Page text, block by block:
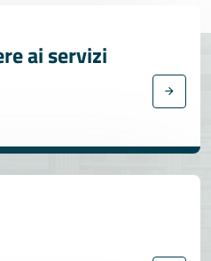
ai servizi